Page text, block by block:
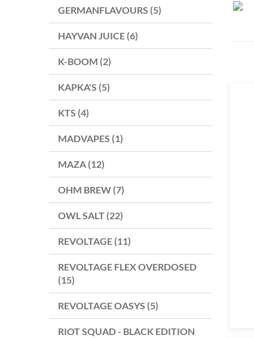
GERMANFLAVOURS (5)
HAYVAN JUICE (6)
K-BOOM (2)
KAPKA'S (5)
KTS (4)
MADVAPES (1)
MAZA (12)
OHM BREW (7)
OWL SALT (22)
REVOLTAGE (11)
REVOLTAGE FLEX OVERDOSED
(15)
REVOLTAGE OASYS (5)
RIOT SQUAD - BLACK EDITION